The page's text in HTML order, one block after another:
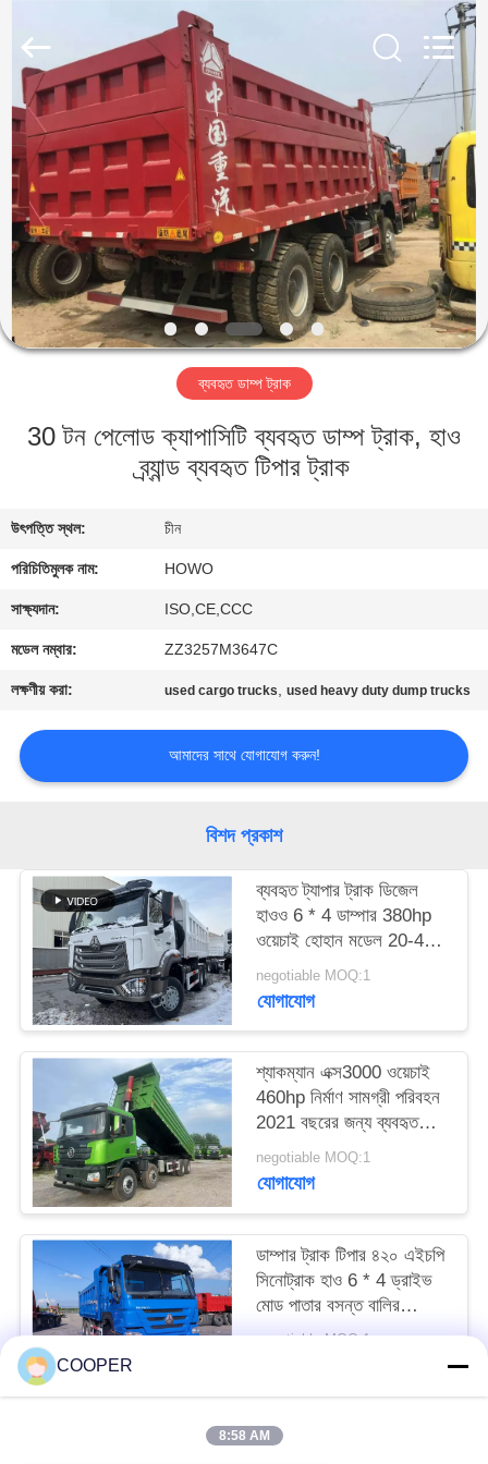
বাড়ি
পণ্য
আমাদের
সম্পর্কে
কারখানা
যোগাযোগ
করুন
উদ্ধৃতির
আবেদন
ম্যাপ
গোপনীয়তা
নীতি
CO.,
LTD..
Rights
Reserved.
ব্যবহৃত ডাম্প ট্রাক
30 টন পেলোড ক্যাপাসিটি ব্যবহৃত ডাম্প ট্রাক, হাও
ব্র্যান্ড ব্যবহৃত টিপার ট্রাক
উৎপত্তি স্থল: চীন
পরিচিতিমুলক নাম: HOWO
সাক্ষ্যদান: ISO,CE,CCC
মডেল নম্বার: ZZ3257M3647C
লক্ষণীয় করা: used cargo trucks,used heavy duty dump trucks
আমাদের সাথে যোগাযোগ করুন!
বিশদ প্রকাশ
ব্যবহৃত ট্যাপার ট্রাক ডিজেল
হাওও 6 * 4 ডাম্পার 380hp
ওয়েচাই হোহান মডেল 20-40
টন লোডিং ইউরো 3
negotiable MOQ:1
যোগাযোগ
শ্যাকম্যান এক্স3000 ওয়েচাই
460hp নির্মাণ সামগ্রী পরিবহন
2021 বছরের জন্য ব্যবহৃত
ট্যাপার ট্রাক হ্যান্ড এক্সেল
negotiable MOQ:1
যোগাযোগ
ডাম্পার ট্রাক টিপার ৪২০ এইচপি
সিনোট্রাক হাও 6 * 4 ড্রাইভ
মোড পাতার বসন্ত বালির
পরিবহন এলএইচডি
negotiable MOQ:1
COOPER
8:58 AM